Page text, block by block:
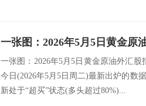
一张图：2026年5月5日黄金原油外汇股
今日(2026年5月5日周二)最新出炉的数
新处于“超买”状态(多头超过80%)...